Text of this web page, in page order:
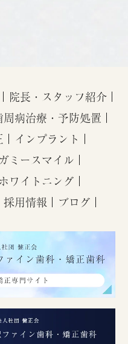
院長・スタッフ紹介
周病治療・予防処置
インプラント
ガミースマイル
ホワイトニング
採用情報 ブログ